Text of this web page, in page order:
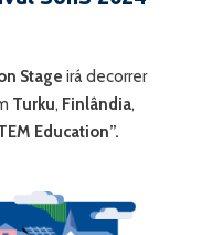
Stage irá decorrer
Turku, Finlândia,
Education”.